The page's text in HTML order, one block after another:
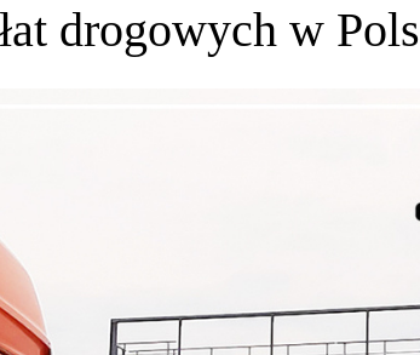
drogowych w